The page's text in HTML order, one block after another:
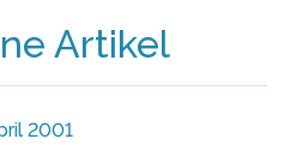
Artikel
2001